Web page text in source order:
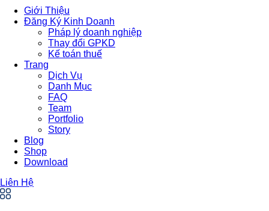
Giới Thiệu
Đăng Ký Kinh Doanh
Pháp lý doanh nghiệp
Thay đổi GPKD
Kế toán thuế
Trang
Dịch Vụ
Danh Mục
FAQ
Team
Portfolio
Story
Blog
Shop
Download
Liên Hệ